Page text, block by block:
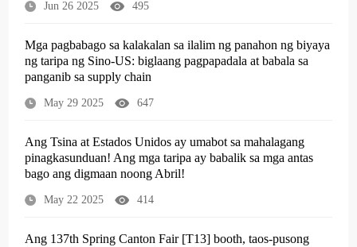
Jun 26 2025 495
Mga pagbabago sa kalakalan sa ilalim ng panahon ng biyaya
ng taripa ng Sino-US: biglaang pagpapadala at babala sa
panganib sa supply chain
May 29 2025 647
Ang Tsina at Estados Unidos ay umabot sa mahalagang
pinagkasunduan! Ang mga taripa ay babalik sa mga antas
bago ang digmaan noong Abril!
May 22 2025 414
Ang 137th Spring Canton Fair [T13] booth, taos-pusong